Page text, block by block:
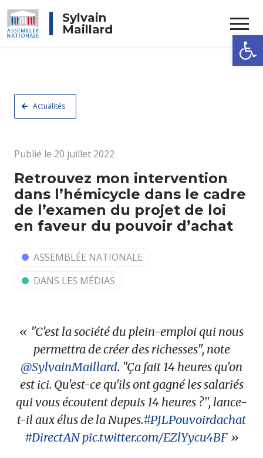
Ouvrir
Sylvain
Maillard
Actualités
Publié le 20 juillet 2022
Retrouvez mon intervention
dans l’hémicycle dans le cadre
de l’examen du projet de loi
en faveur du pouvoir d’achat
ASSEMBLÉE NATIONALE
DANS LES MÉDIAS
"C'est la société du plein-emploi qui nous
permettra de créer des richesses", note
@SylvainMaillard. "Ça fait 14 heures qu'on
est ici. Qu'est-ce qu'ils ont gagné les salariés
qui vous écoutent depuis 14 heures ?", lance-
t-il aux élus de la Nupes.#PJLPouvoirdachat
#DirectAN pic.twitter.com/EZlYycu4BF